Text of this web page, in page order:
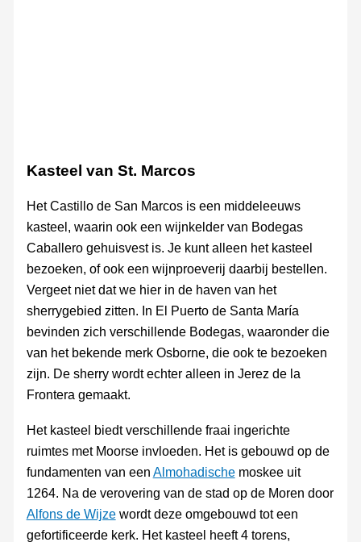
Kasteel van St. Marcos
Het Castillo de San Marcos is een middeleeuws
kasteel, waarin ook een wijnkelder van Bodegas
Caballero gehuisvest is. Je kunt alleen het kasteel
bezoeken, of ook een wijnproeverij daarbij bestellen.
Vergeet niet dat we hier in de haven van het
sherrygebied zitten. In El Puerto de Santa María
bevinden zich verschillende Bodegas, waaronder die
van het bekende merk Osborne, die ook te bezoeken
zijn. De sherry wordt echter alleen in Jerez de la
Frontera gemaakt.
Het kasteel biedt verschillende fraai ingerichte
ruimtes met Moorse invloeden. Het is gebouwd op de
fundamenten van een Almohadischemoskee uit
1264. Na de verovering van de stad op de Moren door
Alfons de Wijzewordt deze omgebouwd tot een
gefortificeerde kerk. Het kasteel heeft 4 torens,